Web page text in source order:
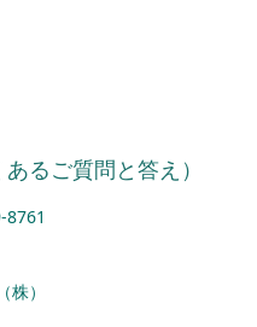
8761
株）